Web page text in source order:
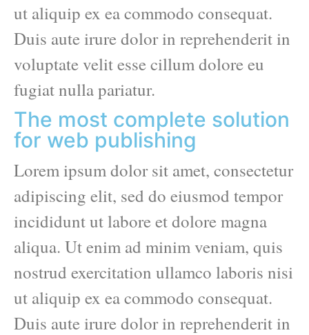
ut aliquip ex ea commodo consequat.
Duis aute irure dolor in reprehenderit in
voluptate velit esse cillum dolore eu
fugiat nulla pariatur.
The most complete solution
for web publishing
Lorem ipsum dolor sit amet, consectetur
adipiscing elit, sed do eiusmod tempor
incididunt ut labore et dolore magna
aliqua. Ut enim ad minim veniam, quis
nostrud exercitation ullamco laboris nisi
ut aliquip ex ea commodo consequat.
Duis aute irure dolor in reprehenderit in